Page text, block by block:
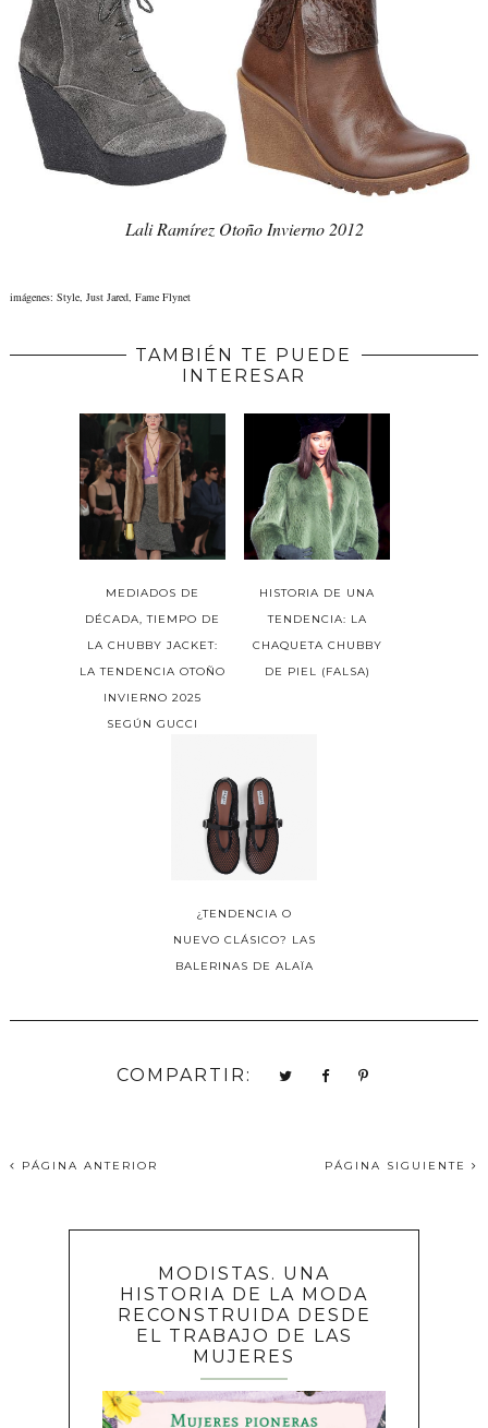
Lali Ramírez Otoño Invierno 2012
imágenes: Style, Just Jared, Fame Flynet
TAMBIÉN TE PUEDE
INTERESAR
MEDIADOS DE
DÉCADA, TIEMPO DE
LA CHUBBY JACKET:
LA TENDENCIA OTOÑO
INVIERNO 2025
SEGÚN GUCCI
HISTORIA DE UNA
TENDENCIA: LA
CHAQUETA CHUBBY
DE PIEL (FALSA)
¿TENDENCIA O
NUEVO CLÁSICO? LAS
BALERINAS DE ALAÏA
COMPARTIR:
PÁGINA ANTERIOR PÁGINA SIGUIENTE
MODISTAS. UNA
HISTORIA DE LA MODA
RECONSTRUIDA DESDE
EL TRABAJO DE LAS
MUJERES